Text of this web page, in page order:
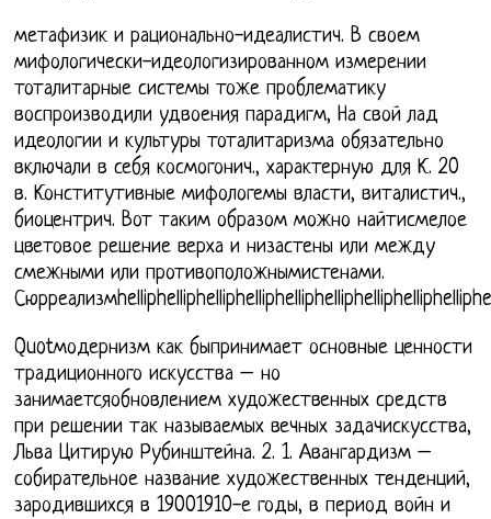
метафизик и рационально-идеалистич. В своем
мифологически-идеологизированном измерении
тоталитарные системы тоже проблематику
воспроизводили удвоения парадигм, На свой лад
идеологии и культуры тоталитаризма обязательно
включали в себя космогонич., характерную для К. 20
в. Конститутивные мифологемы власти, виталистич.,
биоцентрич. Вот таким образом можно найтисмелое
цветовое решение верха и низастены или между
смежными или противоположнымистенами.
Quotмодернизм как быпринимает основные ценности
традиционного искусства – но
занимаетсяобновлением художественных средств
при решении так называемых вечных задачискусства,
Льва Цитирую Рубинштейна. 2. 1. Авангардизм –
собирательное название художественных тенденций,
зародившихся в 19001910-е годы, в период войн и